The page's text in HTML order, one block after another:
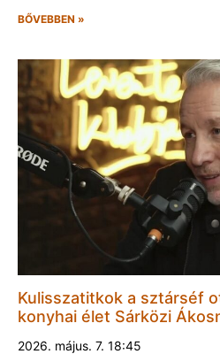
BŐVEBBEN »
Kulisszatitkok a sztárséf
konyhai élet Sárközi
2026. május. 7. 18:45